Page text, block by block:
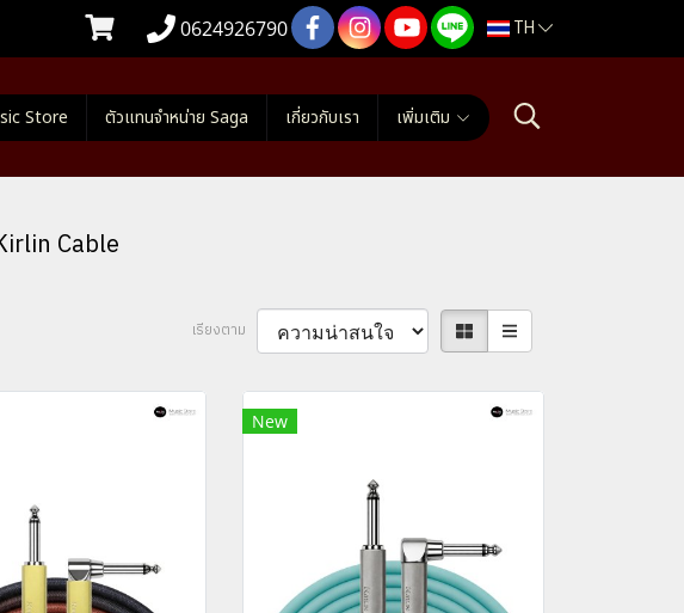
0624926790 TH
Store ตัวแทนจำหน่าย Saga เกี่ยวกับเรา เพิ่มเติม
Cable
เรียงตาม
New